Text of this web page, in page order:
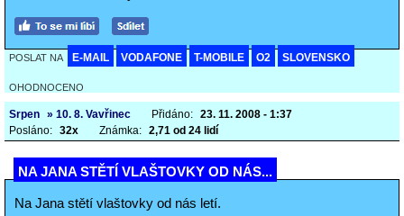
POSLAT NA E-MAIL VODAFONE T-MOBILE O2 SLOVENSKO
OHODNOCENO
Srpen » 10. 8. Vavřinec Přidáno: 23. 11. 2008 - 1:37
Posláno: 32x Známka: 2,71 od 24 lidí
NA JANA STĚTÍ VLAŠTOVKY OD NÁS...
Na Jana stětí vlaštovky od nás letí.